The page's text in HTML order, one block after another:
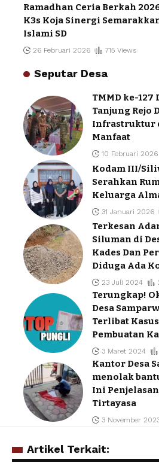
Ramadhan Ceria Berkah
K3s Koja Sinergi
Islami SD
26 Februari 2026 715 Views
Seputar Desa
TMMD ke-127
Tanjung Rejo
Infrastruktur
Manfaat
10 Februari 2026
Kodam III/
Serahkan
Keluarga
31 Januari 2026
Terkesan
Siluman di
Kades Dan
Diduga Ada
23 Juli 2024
Terungkap!
Desa
Terlibat
Pembuatan
3 Maret 2024
Kantor Desa
menolak
Ini
Tirtayasa
3 November
Artikel Terkait: